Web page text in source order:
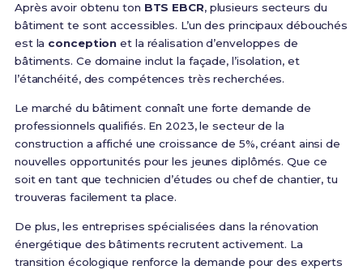
Après avoir obtenu ton BTS EBCR, plusieurs secteurs du
bâtiment te sont accessibles. L’un des principaux débouchés
est la conception et la réalisation d’enveloppes de
bâtiments. Ce domaine inclut la façade, l’isolation, et
l’étanchéité, des compétences très recherchées.
Le marché du bâtiment connaît une forte demande de
professionnels qualifiés. En 2023, le secteur de la
construction a affiché une croissance de 5%, créant ainsi de
nouvelles opportunités pour les jeunes diplômés. Que ce
soit en tant que technicien d’études ou chef de chantier, tu
trouveras facilement ta place.
De plus, les entreprises spécialisées dans la rénovation
énergétique des bâtiments recrutent activement. La
transition écologique renforce la demande pour des experts